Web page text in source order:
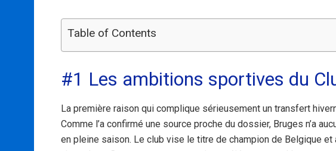
Table of Contents
#1 Les ambitions sportives du
La première raison qui complique sérieusement un transfert
Comme l’a confirmé une source proche du dossier, Bruges n’a
en pleine saison. Le club vise le titre de champion de Belgique